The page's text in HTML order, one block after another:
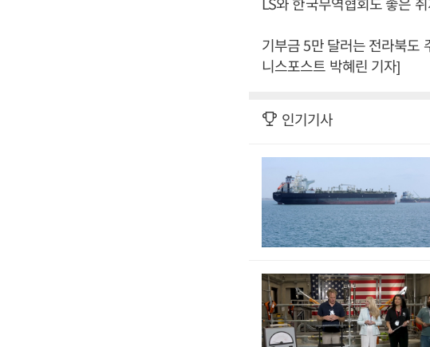
기부금 5만 달러는 전라북도
니스포스트 박혜린 기자]
인기기사